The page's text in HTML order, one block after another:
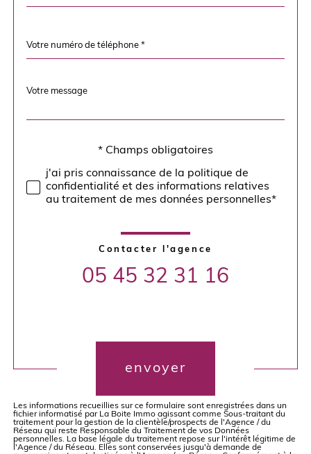
Téléphone
*
Fieldset
Message
Validation* Champs obligatoires
j'ai pris connaissance de la politique de
confidentialité et des informations relatives
au traitement de mes données personnelles*
Contacter l'agence
05 45 32 31 16
envoyer
Les informations recueillies sur ce formulaire sont enregistrées dans un
fichier informatisé par La Boite Immo agissant comme Sous-traitant du
traitement pour la gestion de la clientèle/prospects de l'Agence / du
Réseau qui reste Responsable du Traitement de vos Données
personnelles. La base légale du traitement repose sur l'intérêt légitime de
l'Agence / du Réseau. Elles sont conservées jusqu'à demande de